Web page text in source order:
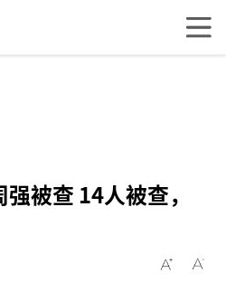
被查 14人被查，